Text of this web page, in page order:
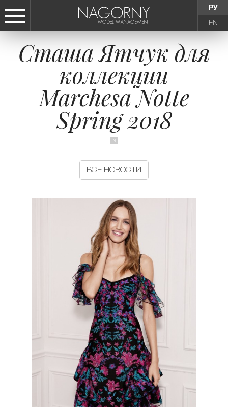
РУ
EN
СТАТЬ МОДЕЛЬЮ
ДЕВУШКИ
ТИНЕЙДЖЕРЫ
ДЕТИ
АГЕНТСТВО
НОВОСТИ
КОНТАКТЫ
Сташа Ятчук для
коллекции
Marchesa Notte
Spring 2018
ВСЕ НОВОСТИ